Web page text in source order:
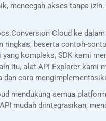
mencegah akses tanpa
Cloud ke
ringkas, beserta contoh-
kompleks, SDK kami
itu, alat API Explorer kami
dan cara
mendukung semua
mudah diintegrasikan,